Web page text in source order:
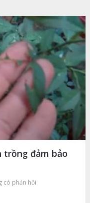
trồng đảm bảo
có phản hồi